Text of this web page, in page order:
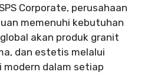
Corporate, perusahaan
memenuhi kebutuhan
akan produk granit
dan estetis melalui
dalam setiap